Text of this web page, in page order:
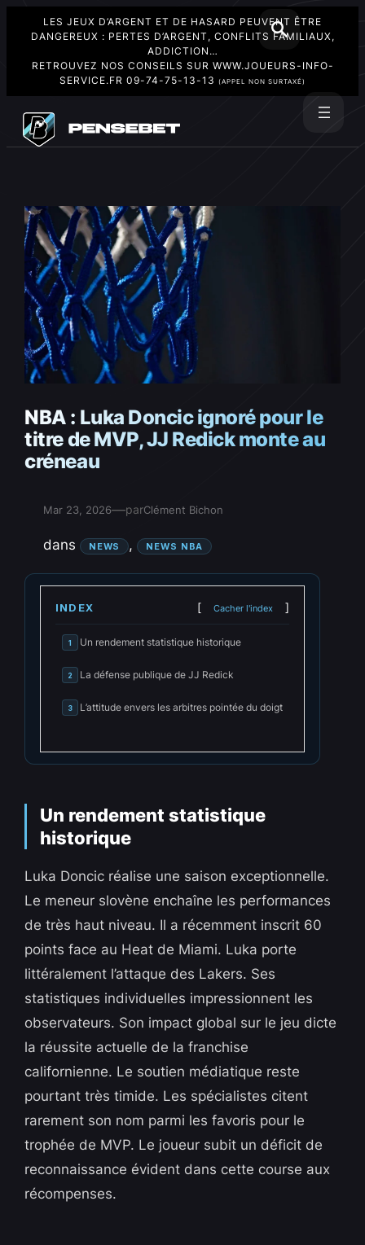
LES JEUX D’ARGENT ET DE HASARD PEUVENT ÊTRE
DANGEREUX : PERTES D’ARGENT, CONFLITS FAMILIAUX,
ADDICTION…
RETROUVEZ NOS CONSEILS SUR WWW.JOUEURS-INFO-
SERVICE.FR 09-74-75-13-13 (APPEL NON SURTAXÉ)
contenu
NBA : Luka Doncic ignoré pour le
titre de MVP, JJ Redick monte au
créneau
Mar 23, 2026—parClément Bichon
dans NEWS , NEWS NBA
INDEX Cacher l'index
1 Un rendement statistique historique
2 La défense publique de JJ Redick
3 L’attitude envers les arbitres pointée du doigt
Un rendement statistique
historique
Luka Doncic réalise une saison exceptionnelle.
Le meneur slovène enchaîne les performances
de très haut niveau. Il a récemment inscrit 60
points face au Heat de Miami. Luka porte
littéralement l’attaque des Lakers. Ses
statistiques individuelles impressionnent les
observateurs. Son impact global sur le jeu dicte
la réussite actuelle de la franchise
californienne. Le soutien médiatique reste
pourtant très timide. Les spécialistes citent
rarement son nom parmi les favoris pour le
trophée de MVP. Le joueur subit un déficit de
reconnaissance évident dans cette course aux
récompenses.